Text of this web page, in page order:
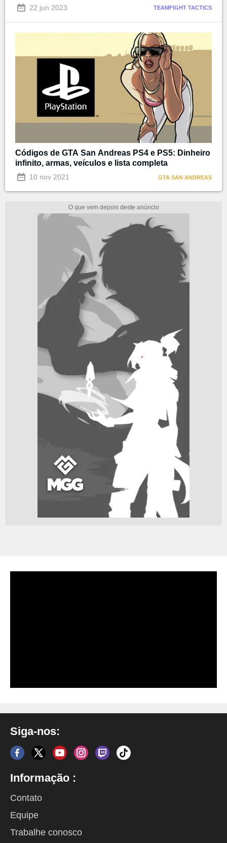
22 jun 2023 TEAMFIGHT TACTICS
Códigos de GTA San Andreas PS4 e PS5: Dinheiro
infinito, armas, veículos e lista completa
10 nov 2021 GTA SAN ANDREAS
Siga-nos:
Informação :
Contato
Equipe
Trabalhe conosco